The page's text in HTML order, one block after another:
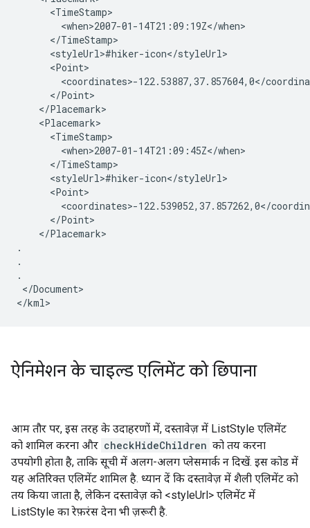
      <TimeStamp>
        <when>2007-01-14T21:09:19Z</when>
      </TimeStamp>
      <styleUrl>#hiker-icon</styleUrl>
      <Point>
<coordinates>-122.53887,37.857604,0</
      </Point>
    </Placemark>
    <Placemark>
      <TimeStamp>
        <when>2007-01-14T21:09:45Z</when>
      </TimeStamp>
      <styleUrl>#hiker-icon</styleUrl>
      <Point>
<coordinates>-122.539052,37.857262,0</
      </Point>
    </Placemark>
.
.
.
</Document>
</kml>
ऐनिमेशन के चाइल्ड एलिमेंट को छिपाना
आम तौर पर, इस तरह के उदाहरणों में, दस्तावेज़ में ListStyle एलिमेंट
को शामिल करना और checkHideChildren को तय करना
उपयोगी होता है, ताकि सूची में अलग-अलग प्लेसमार्क न दिखें. इस कोड में
यह अतिरिक्त एलिमेंट शामिल है. ध्यान दें कि दस्तावेज़ में शैली एलिमेंट को
तय किया जाता है, लेकिन दस्तावेज़ को <styleUrl> एलिमेंट में
ListStyle का रेफ़रंस देना भी ज़रूरी है.